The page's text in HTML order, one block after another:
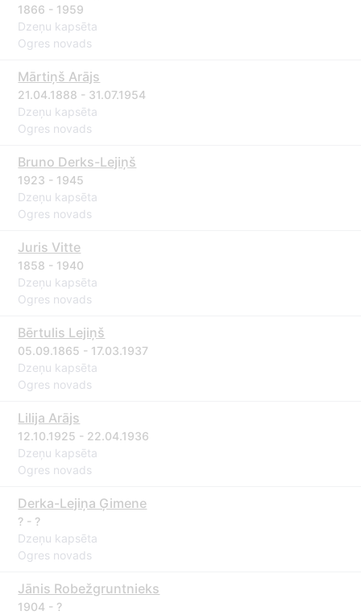
1866 - 1959
Dzeņu kapsēta
Ogres novads
Mārtiņš Arājs
21.04.1888 - 31.07.1954
Dzeņu kapsēta
Ogres novads
Bruno Derks-Lejiņš
1923 - 1945
Dzeņu kapsēta
Ogres novads
Juris Vitte
1858 - 1940
Dzeņu kapsēta
Ogres novads
Bērtulis Lejiņš
05.09.1865 - 17.03.1937
Dzeņu kapsēta
Ogres novads
Lilija Arājs
12.10.1925 - 22.04.1936
Dzeņu kapsēta
Ogres novads
Derka-Lejiņa Ģimene
? - ?
Dzeņu kapsēta
Ogres novads
Jānis Robežgruntnieks
1904 - ?